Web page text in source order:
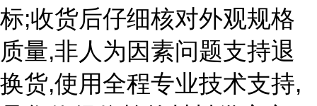
标;收货后仔细核对外观规格
质量,非人为因素问题支持退
换货,使用全程专业技术支持,